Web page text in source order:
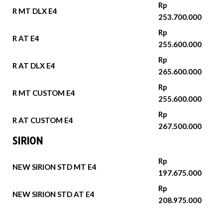
R MT DLX E4
Rp
253.700.000
R AT E4
Rp
255.600.000
R AT DLX E4
Rp
265.600.000
R MT CUSTOM E4
Rp
255.600.000
R AT CUSTOM E4
Rp
267.500.000
SIRION
NEW SIRION STD MT E4
Rp
197.675.000
NEW SIRION STD AT E4
Rp
208.975.000